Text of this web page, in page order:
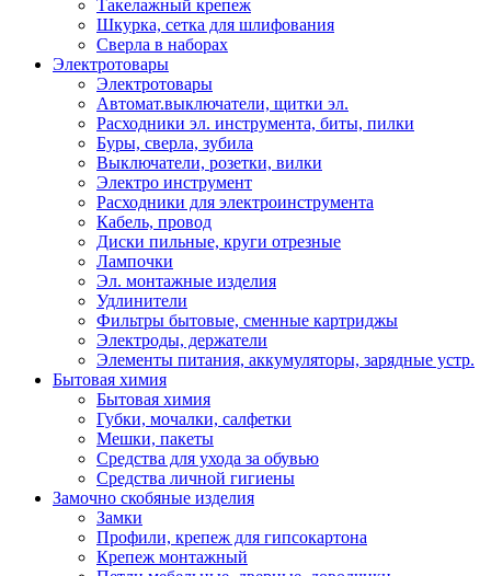
Такелажный крепеж
Шкурка, сетка для шлифования
Сверла в наборах
Электротовары
Электротовары
Автомат.выключатели, щитки эл.
Расходники эл. инструмента, биты, пилки
Буры, сверла, зубила
Выключатели, розетки, вилки
Электро инструмент
Расходники для электроинструмента
Кабель, провод
Диски пильные, круги отрезные
Лампочки
Эл. монтажные изделия
Удлинители
Фильтры бытовые, сменные картриджы
Электроды, держатели
Элементы питания, аккумуляторы, зарядные устр.
Бытовая химия
Бытовая химия
Губки, мочалки, салфетки
Мешки, пакеты
Средства для ухода за обувью
Средства личной гигиены
Замочно скобяные изделия
Замки
Профили, крепеж для гипсокартона
Крепеж монтажный